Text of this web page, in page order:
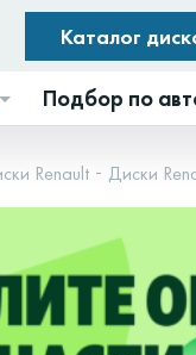
Каталог
Подбор по
Renault Диски